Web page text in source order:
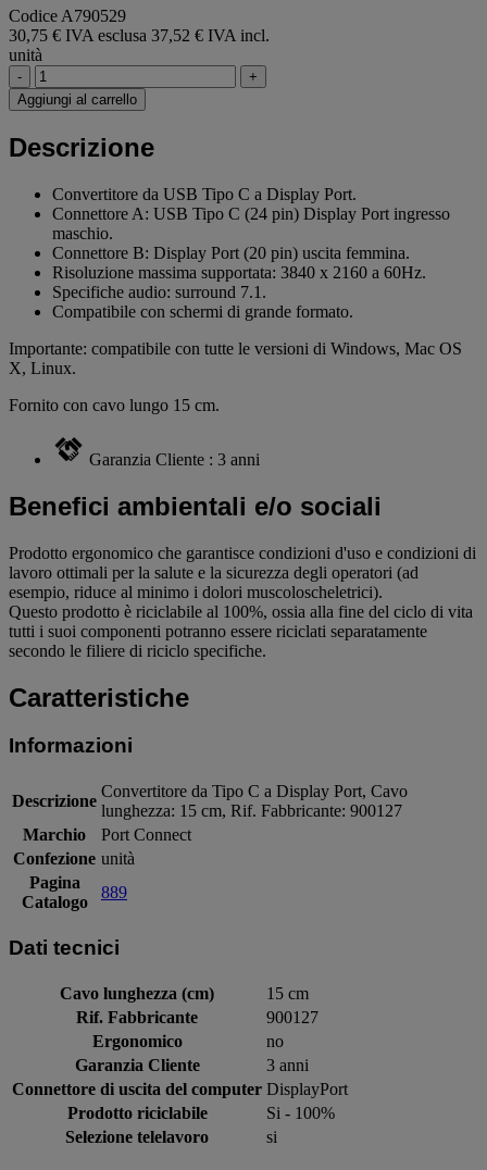
Codice A790529
30,75 € IVA esclusa 37,52 € IVA incl.
unità
-
+
Aggiungi al carrello
Descrizione
Convertitore da USB Tipo C a Display Port.
Connettore A: USB Tipo C (24 pin) Display Port ingresso
maschio.
Connettore B: Display Port (20 pin) uscita femmina.
Risoluzione massima supportata: 3840 x 2160 a 60Hz.
Specifiche audio: surround 7.1.
Compatibile con schermi di grande formato.
Importante: compatibile con tutte le versioni di Windows, Mac OS
X, Linux.
Fornito con cavo lungo 15 cm.
Garanzia Cliente : 3 anni
Benefici ambientali e/o sociali
Prodotto ergonomico che garantisce condizioni d'uso e condizioni di
lavoro ottimali per la salute e la sicurezza degli operatori (ad
esempio, riduce al minimo i dolori muscoloscheletrici).
Questo prodotto è riciclabile al 100%, ossia alla fine del ciclo di vita
tutti i suoi componenti potranno essere riciclati separatamente
secondo le filiere di riciclo specifiche.
Caratteristiche
Informazioni
Descrizione
Convertitore da Tipo C a Display Port, Cavo
lunghezza: 15 cm, Rif. Fabbricante: 900127
Marchio
Port Connect
Confezione unità
Pagina
Catalogo
889
Dati tecnici
Cavo lunghezza (cm)
15 cm
Rif. Fabbricante
900127
Ergonomico
no
Garanzia Cliente
3 anni
Connettore di uscita del computer DisplayPort
Prodotto riciclabile
Si - 100%
Selezione telelavoro
si